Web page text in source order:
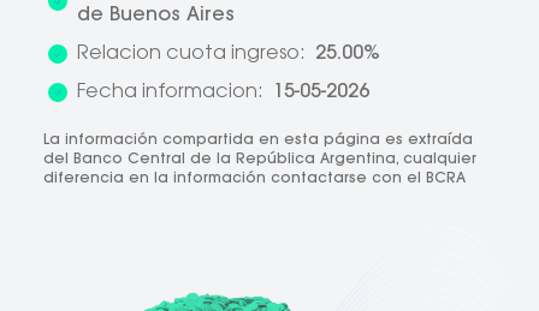
de Buenos Aires
Relacion cuota ingreso:
25.00%
Fecha informacion:
15-05-2026
La información compartida en esta página es extraída
del Banco Central de la República Argentina, cualquier
diferencia en la información contactarse con el BCRA